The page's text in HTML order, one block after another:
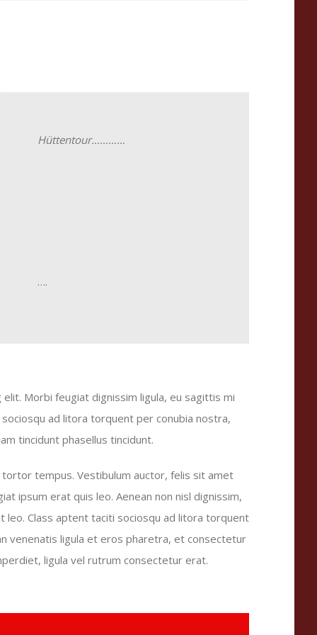
Hüttentour…………
….
Morbi feugiat dignissim ligula, eu sagittis mi
ad litora torquent per conubia nostra,
tincidunt phasellus tincidunt.
tempus. Vestibulum auctor, felis sit amet
ipsum erat quis leo. Aenean non nisl dignissim,
leo. Class aptent taciti sociosqu ad litora torquent
venenatis ligula et eros pharetra, et consectetur
ligula vel rutrum consectetur erat.